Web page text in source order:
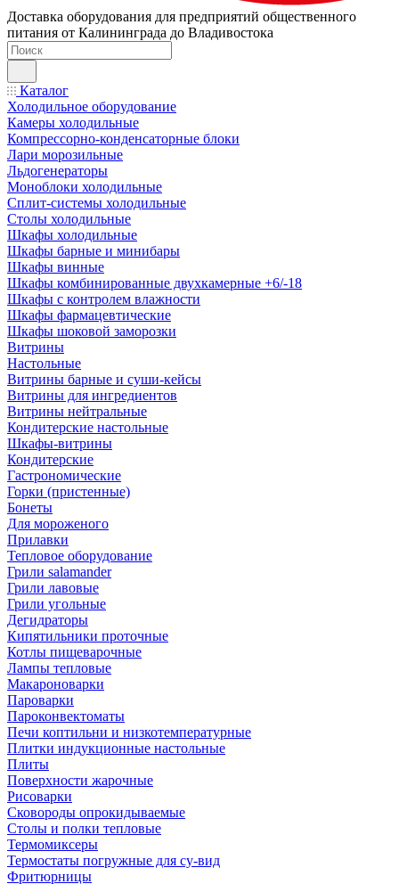
Доставка оборудования для предприятий общественного
питания от Калининграда до Владивостока
Каталог
Холодильное оборудование
Камеры холодильные
Компрессорно-конденсаторные блоки
Лари морозильные
Льдогенераторы
Моноблоки холодильные
Сплит-системы холодильные
Столы холодильные
Шкафы холодильные
Шкафы барные и минибары
Шкафы винные
Шкафы комбинированные двухкамерные +6/-18
Шкафы с контролем влажности
Шкафы фармацевтические
Шкафы шоковой заморозки
Витрины
Настольные
Витрины барные и суши-кейсы
Витрины для ингредиентов
Витрины нейтральные
Кондитерские настольные
Шкафы-витрины
Кондитерские
Гастрономические
Горки (пристенные)
Бонеты
Для мороженого
Прилавки
Тепловое оборудование
Грили salamander
Грили лавовые
Грили угольные
Дегидраторы
Кипятильники проточные
Котлы пищеварочные
Лампы тепловые
Макароноварки
Пароварки
Пароконвектоматы
Печи коптильни и низкотемпературные
Плитки индукционные настольные
Плиты
Поверхности жарочные
Рисоварки
Сковороды опрокидываемые
Столы и полки тепловые
Термомиксеры
Термостаты погружные для су-вид
Фритюрницы